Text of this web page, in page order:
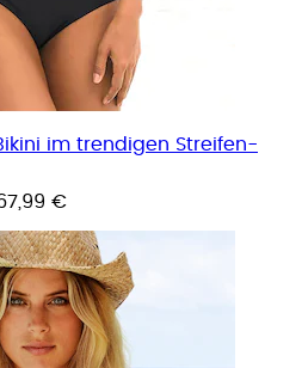
im trendigen Streifen-
€